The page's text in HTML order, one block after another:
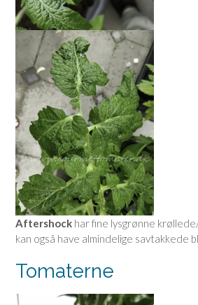
Aftershock har fine lysgrønne
kan også have almindelige savtakkede
Tomaterne